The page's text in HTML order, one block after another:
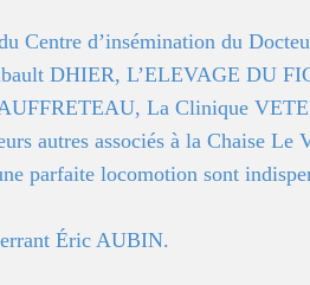
Centre d’insémination du
DHIER, L’ELEVAGE DU
La Clinique
autres associés à la Chaise Le
parfaite locomotion sont
Éric AUBIN.